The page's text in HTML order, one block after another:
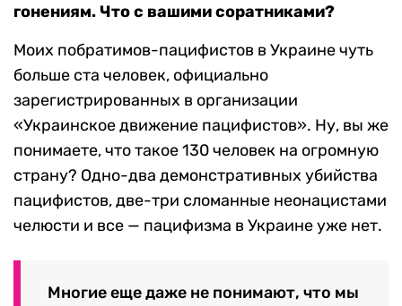
гонениям. Что с вашими соратниками?
Моих побратимов-пацифистов в Украине чуть
больше ста человек, официально
зарегистрированных в организации
«Украинское движение пацифистов». Ну, вы же
понимаете, что такое 130 человек на огромную
страну? Одно-два демонстративных убийства
пацифистов, две-три сломанные неонацистами
челюсти и все — пацифизма в Украине уже нет.
Многие еще даже не понимают, что мы